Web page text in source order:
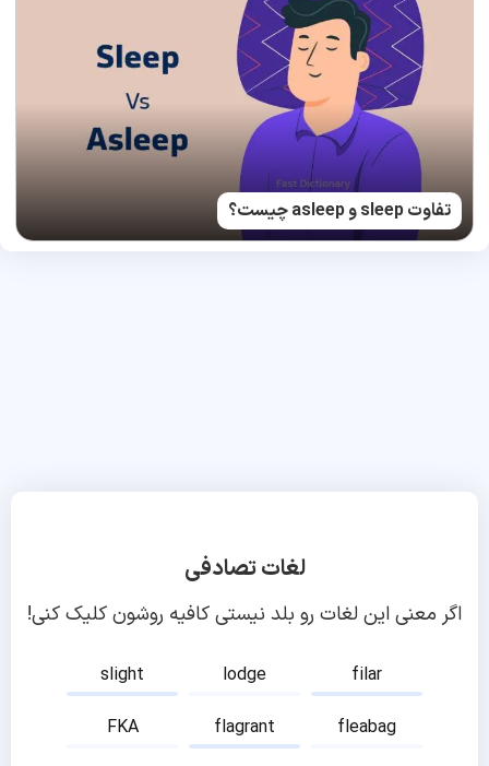
تفاوت sleep و asleep چیست؟
لغات تصادفی
اگر معنی این لغات رو بلد نیستی کافیه روشون کلیک کنی!
slight lodge
filar
FKA
flagrant
fleabag